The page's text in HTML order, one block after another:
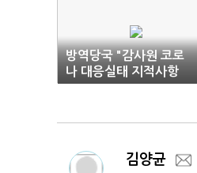
방역당국 "감사원 코로
나 대응실태 지적사항
조속 추진"
김양균